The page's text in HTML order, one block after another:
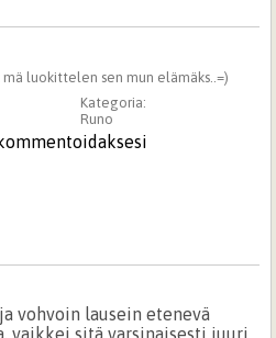
luokittelen sen mun elämäks..=)
Kategoria:
Runo
kommentoidaksesi
vohvoin lausein etenevä
vaikkei sitä varsinaisesti juuri